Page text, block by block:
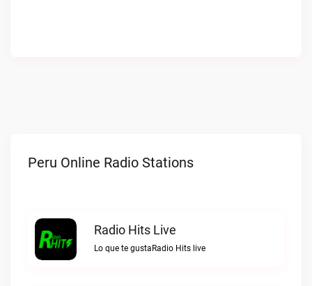
Peru Online Radio Stations
Radio Hits Live
Lo que te gustaRadio Hits live